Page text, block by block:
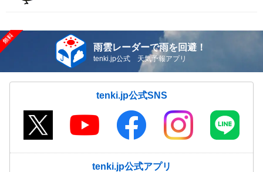
雨雲レーダーで雨を回避！
tenki.jp公式 天気予報アプリ
tenki.jp公式SNS
tenki.jp公式アプリ